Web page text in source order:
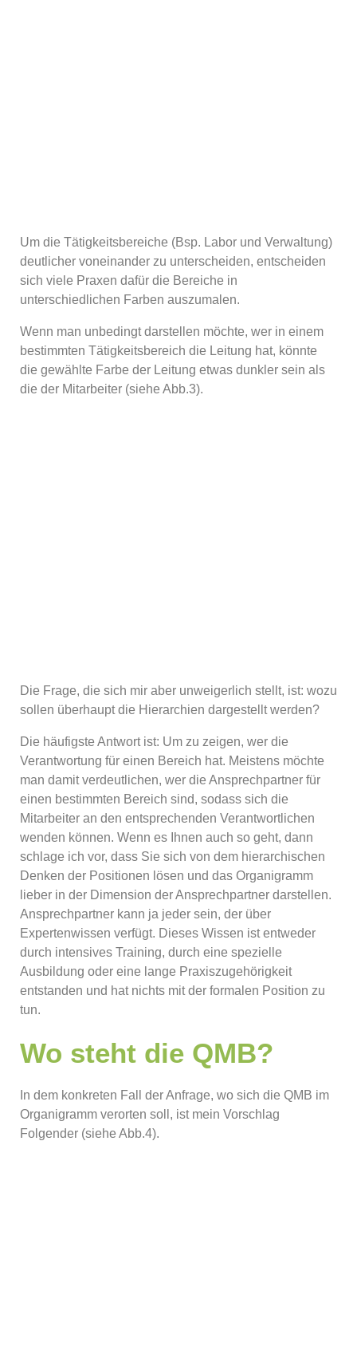
Um die Tätigkeitsbereiche (Bsp. Labor und Verwaltung)
deutlicher voneinander zu unterscheiden, entscheiden
sich viele Praxen dafür die Bereiche in
unterschiedlichen Farben auszumalen.
Wenn man unbedingt darstellen möchte, wer in einem
bestimmten Tätigkeitsbereich die Leitung hat, könnte
die gewählte Farbe der Leitung etwas dunkler sein als
die der Mitarbeiter (siehe Abb.3).
Die Frage, die sich mir aber unweigerlich stellt, ist: wozu
sollen überhaupt die Hierarchien dargestellt werden?
Die häufigste Antwort ist: Um zu zeigen, wer die
Verantwortung für einen Bereich hat. Meistens möchte
man damit verdeutlichen, wer die Ansprechpartner für
einen bestimmten Bereich sind, sodass sich die
Mitarbeiter an den entsprechenden Verantwortlichen
wenden können. Wenn es Ihnen auch so geht, dann
schlage ich vor, dass Sie sich von dem hierarchischen
Denken der Positionen lösen und das Organigramm
lieber in der Dimension der Ansprechpartner darstellen.
Ansprechpartner kann ja jeder sein, der über
Expertenwissen verfügt. Dieses Wissen ist entweder
durch intensives Training, durch eine spezielle
Ausbildung oder eine lange Praxiszugehörigkeit
entstanden und hat nichts mit der formalen Position zu
tun.
Wo steht die QMB?
In dem konkreten Fall der Anfrage, wo sich die QMB im
Organigramm verorten soll, ist mein Vorschlag
Folgender (siehe Abb.4).